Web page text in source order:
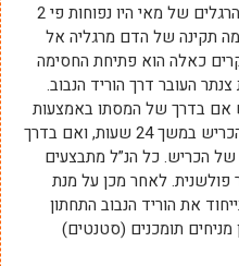
אך למאי לא היו כל אלה ובכל זאת, הרגלים של מאי היו נפוחות פי 2
תקינה של הדם מרגליה אל
כאלה הוא פתיחת החסימה
העובר דרך הוריד הנבוב.
אם בדרך של המסתו באמצעות
צנתר ייעודי המזלף חומרים להמסת הכריש במשך 24 שעות, ואם בדרך
של הכריש. כל הנ”ל מתבצעים
פולשנית. לאחר מכן על מנת
את הוריד הנבוב התחתון
מניחים תומכנים (סטנטים)